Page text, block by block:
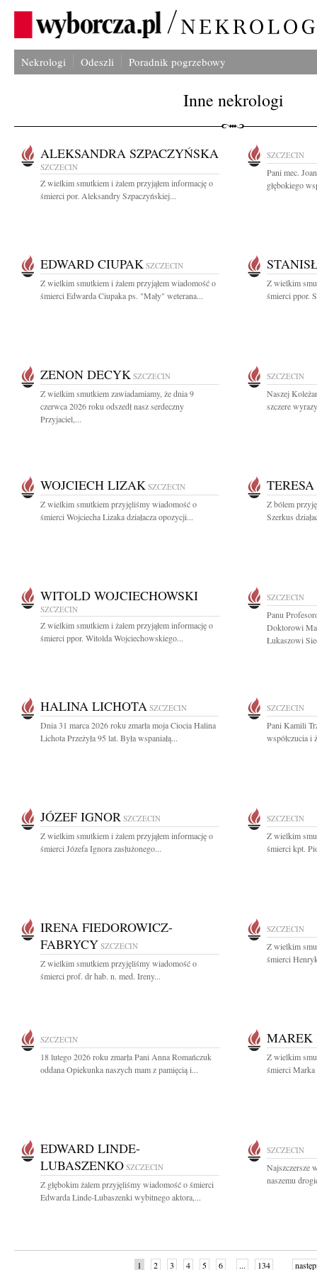
Nekrologi Odeszli Poradnik pogrzebowy
Inne nekrologi
ALEKSANDRA SZPACZYŃSKA
SZCZECIN
Z wielkim smutkiem i żalem przyjąłem informację o
śmierci por. Aleksandry Szpaczyńskiej...
SZCZECIN
Pani mec.
głębokiego
EDWARD CIUPAK SZCZECIN
Z wielkim smutkiem i żalem przyjąłem wiadomość o
śmierci Edwarda Ciupaka ps. "Mały" weterana...
Z wielkim
śmierci ppor.
ZENON DECYK SZCZECIN
Z wielkim smutkiem zawiadamiamy, że dnia 9
czerwca 2026 roku odszedł nasz serdeczny
Przyjaciel,...
SZCZECIN
Naszej
szczere
WOJCIECH LIZAK SZCZECIN
Z wielkim smutkiem przyjęliśmy wiadomość o
śmierci Wojciecha Lizaka działacza opozycji...
Z bólem
Szerkus
WITOLD WOJCIECHOWSKI
SZCZECIN
Z wielkim smutkiem i żalem przyjąłem informację o
śmierci ppor. Witolda Wojciechowskiego...
SZCZECIN
Panu
Doktorowi
Łukaszowi
HALINA LICHOTA SZCZECIN
Dnia 31 marca 2026 roku zmarła moja Ciocia Halina
Lichota Przeżyła 95 lat. Była wspaniałą...
SZCZECIN
Pani Kamili
współczucia i
JÓZEF IGNOR SZCZECIN
Z wielkim smutkiem i żalem przyjąłem informację o
śmierci Józefa Ignora zasłużonego...
SZCZECIN
Z wielkim
śmierci kpt.
IRENA FIEDOROWICZ-
FABRYCY SZCZECIN
Z wielkim smutkiem przyjęliśmy wiadomość o
śmierci prof. dr hab. n. med. Ireny...
SZCZECIN
Z wielkim
śmierci
SZCZECIN
18 lutego 2026 roku zmarła Pani Anna Romańczuk
oddana Opiekunka naszych mam z pamięcią i...
Z wielkim
śmierci Marka
EDWARD LINDE-
LUBASZENKO SZCZECIN
Z głębokim żalem przyjęliśmy wiadomość o śmierci
Edwarda Linde-Lubaszenki wybitnego aktora,...
SZCZECIN
Najszczersze
naszemu
1 2 3 4 5 6 ... 134